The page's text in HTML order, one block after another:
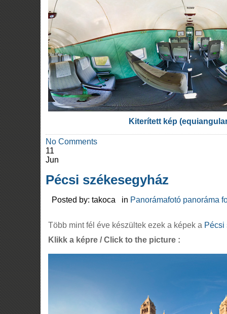
Kiterített kép
No Comments
11
Jun
Pécsi székesegyház
Posted by: takoca in Panorámafotó panoráma
Több mint fél éve készültek ezek a képek a Pécsi
Klikk a képre / Click to the picture :